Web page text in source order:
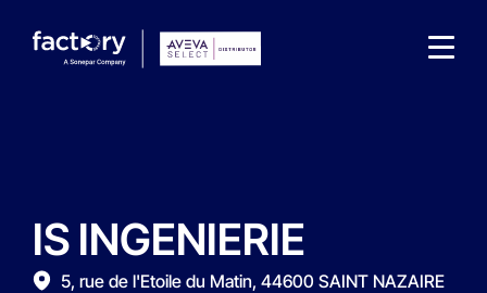
Wonach suchst du ?
IS INGENIERIE
5, rue de l'Etoile du Matin, 44600 SAINT NAZAIRE